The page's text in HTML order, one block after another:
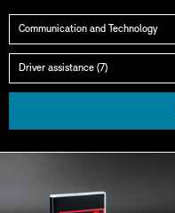
Categoria
Grupo